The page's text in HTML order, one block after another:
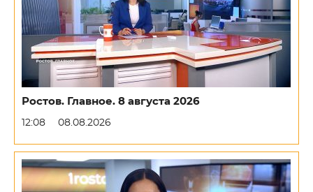
Ростов. Главное. 8 августа 2026
12:08 08.08.2026